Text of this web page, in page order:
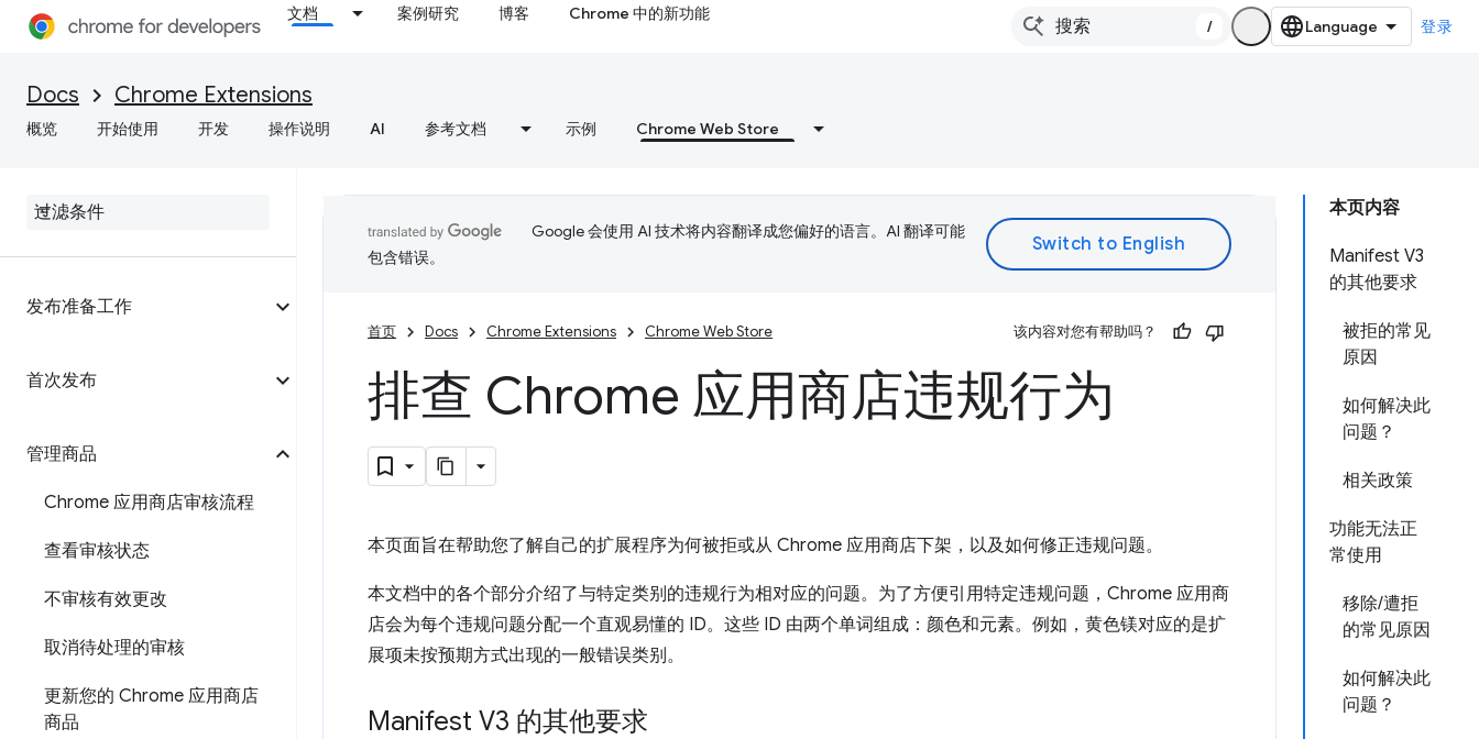
文档 案例研究 博客 Chrome 中的新功能
/ 登录
Docs Chrome Extensions
概览 开始使用 开发 操作说明 AI 参考文档 示例 Chrome Web Store
发布准备工作
首次发布
管理商品
Chrome 应用商店审核流程
查看审核状态
不审核有效更改
取消待处理的审核
更新您的 Chrome 应用商店
商品
本页内容
Manifest V3
的其他要求
被拒的常见
原因
如何解决此
问题？
相关政策
功能无法正
常使用
移除/遭拒
的常见原因
如何解决此
问题？
Google 会使用 AI 技术将内容翻译成您偏好的语言。AI 翻译可能
包含错误。
首页 Docs Chrome Extensions Chrome Web Store 该内容对您有帮助吗？
排查 Chrome 应用商店违规行为
本页面旨在帮助您了解自己的扩展程序为何被拒或从 Chrome 应用商店下架，以及如何修正违规问题。
本文档中的各个部分介绍了与特定类别的违规行为相对应的问题。为了方便引用特定违规问题，Chrome 应用商
店会为每个违规问题分配一个直观易懂的 ID。这些 ID 由两个单词组成：颜色和元素。例如，黄色镁对应的是扩
展项未按预期方式出现的一般错误类别。
Manifest V3 的其他要求